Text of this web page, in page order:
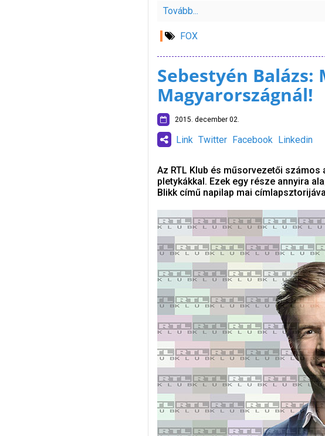
Tovább...
FOX
Sebestyén Balázs:
Magyarországnál!
2015. december 02.
Link Twitter Facebook Linkedin
Az RTL Klub és műsorvezetői
pletykákkal. Ezek egy része annyira
Blikk című napilap mai